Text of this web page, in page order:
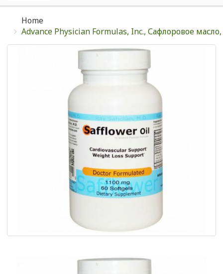
Home
Advance Physician Formulas, Inc., Сафлоровое